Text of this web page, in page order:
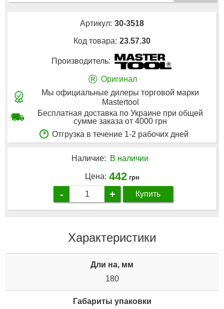
Артикул: 30-3518
Код товара: 23.57.30
Производитель:
® Оригинал
Мы официальные дилеры торговой марки
Mastertool
Бесплатная доставка по Украине при общей
сумме заказа от 4000 грн
Отгрузка в течение 1-2 рабочих дней
Наличие: В наличии
Цена: 442 грн
- + Купить
Характеристики
Дли на, мм
180
Габариты упаковки